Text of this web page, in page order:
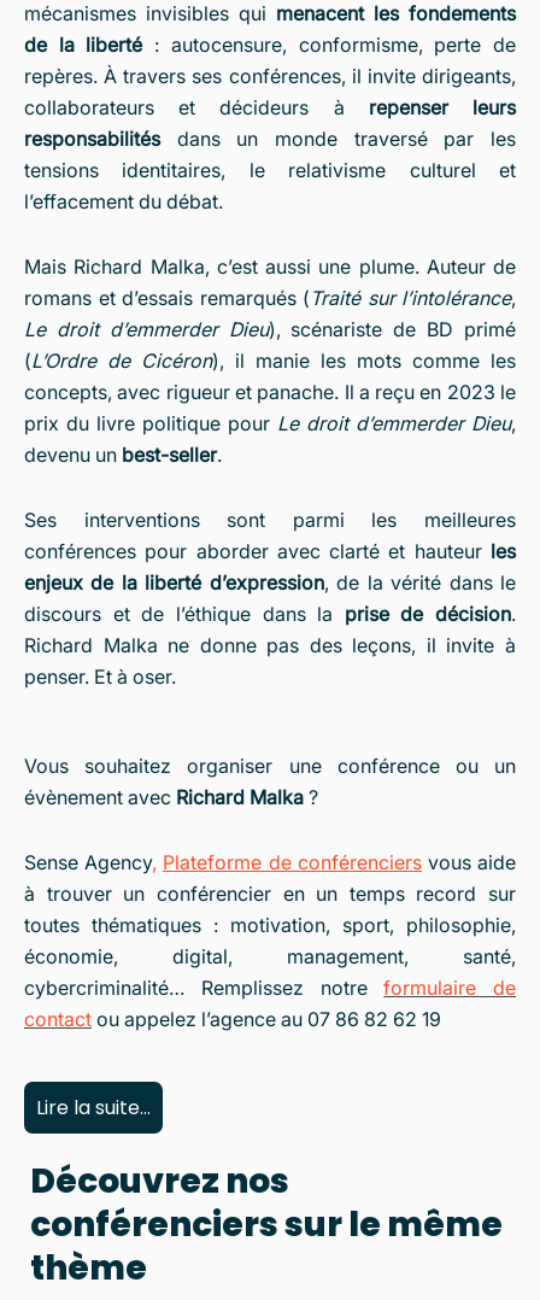
mécanismes invisibles qui menacent les fondements
de la liberté: autocensure, conformisme, perte de
repères. À travers ses conférences, il invite dirigeants,
collaborateurs et décideurs à repenser leurs
responsabilitésdans un monde traversé par les
tensions identitaires, le relativisme culturel et
l’effacement du débat.
Mais Richard Malka, c’est aussi une plume. Auteur de
romans et d’essais remarqués ( Traité sur l’intolérance,
Le droit d’emmerder Dieu), scénariste de BD primé
(L’Ordre de Cicéron), il manie les mots comme les
concepts, avec rigueur et panache. Il a reçu en 2023 le
prix du livre politique pour Le droit d’emmerder Dieu,
devenu un best-seller.
Ses interventions sont parmi les meilleures
conférences pour aborder avec clarté et hauteur les
enjeux de la liberté d’expression, de la vérité dans le
discours et de l’éthique dans la prise de décision.
Richard Malka ne donne pas des leçons, il invite à
penser. Et à oser.
Vous souhaitez organiser une conférence ou un
évènement avec Richard Malka ?
Sense Agency, Plateforme de conférenciersvous aide
à trouver un conférencier en un temps record sur
toutes thématiques : motivation, sport, philosophie,
économie, digital, management, santé,
cybercriminalité… Remplissez notreformulaire de
contact ou appelez l’agence au 07 86 82 62 19
Lire la suite...
Découvrez nos
conférenciers sur le même
thème